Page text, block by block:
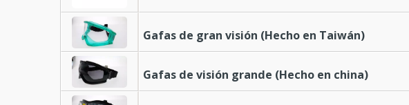
Gafas de gran visión (Hecho en Taiwán)
Gafas de visión grande (Hecho en china)